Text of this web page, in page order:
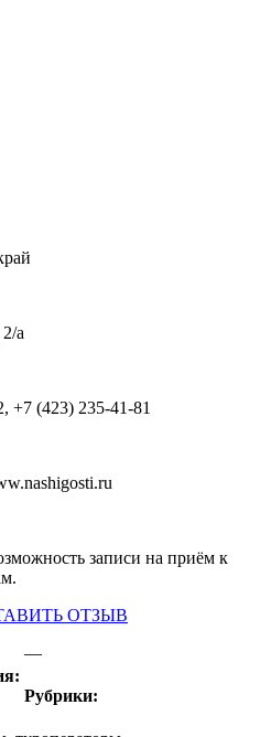
а
+7 (423) 235-41-81
записи на приём к
ОТЗЫВ
—
Рубрики: